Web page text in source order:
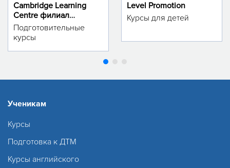
Cambridge Learning
Centre филиал
м.Тинчлик
Подготовительные
курсы
Level Promotion
Курсы для детей
Ученикам
Курсы
Подготовка к ДТМ
Курсы английского